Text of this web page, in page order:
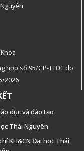
hợp số 95/GP-TTĐT do
2026
dục và đào tạo
Thái Nguyên
KH&CN Đại học Thái